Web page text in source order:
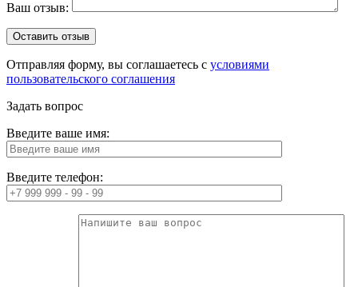
Ваш отзыв:
Отправляя форму, вы соглашаетесь с условиями
пользовательского соглашения
Задать вопрос
Введите ваше имя:
Введите телефон: